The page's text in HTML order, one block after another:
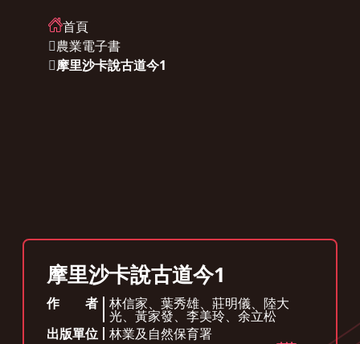
首頁
農業電子書
摩里沙卡說古道今1
摩里沙卡說古道今1
作者 林信家、葉秀雄、莊明儀、陸大
光、黃家發、李美玲、余立松
出版單位
林業及自然保育署